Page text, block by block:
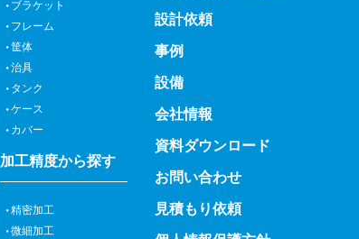
ブラケット
フレーム
筐体
治具
タンク
ケース
カバー
加工精度から探す
精密加工
微細加工
設計依頼
事例
設備
会社情報
資料ダウンロード
お問い合わせ
見積もり依頼